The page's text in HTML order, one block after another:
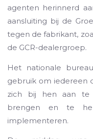
agenten herinnerd
aansluiting bij de
tegen de fabrikant,
de GCR-dealergroep.
Het nationale
gebruik om iedereen
zich bij hen aan te
brengen en te
implementeren.